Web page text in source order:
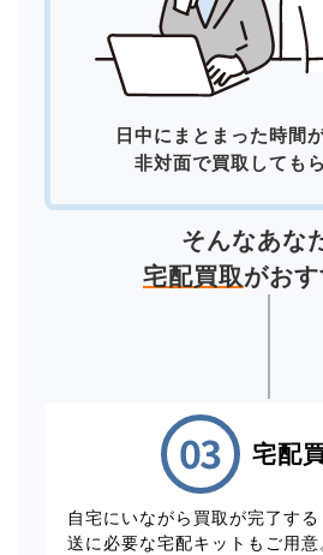
日中にまとまった時間
非対面で買取しても
そんなあな
宅配買取がおす
宅配
自宅にいながら買取が完了す
送に必要な宅配キットもご用